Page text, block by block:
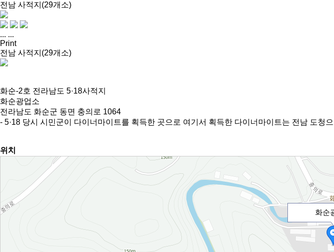
전남 사적지(29개소)
... ...
Print
전남 사적지(29개소)
화순-2호 전라남도 5·18사적지
화순광업소
전라남도 화순군 동면 충의로 1064
- 5·18 당시 시민군이 다이너마이트를 획득한 곳으로 여기서 획득한 다이너마이트는 전남 도청
위치
화순